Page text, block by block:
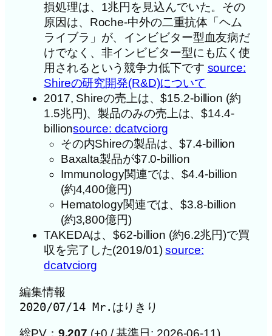
損処理は、1兆円を見込んでいた。その
原因は、Roche-中外の二重抗体「ヘム
ライブラ」が、インビビター型血友病だ
けでなく、非インビビター型にも広く使
用されるという競争力低下です source:
Shireの研究開発(R&D)について
2017, Shireの売上は、$15.2-billion (約
1.5兆円)、製品のみの売上は、$14.4-
billionsource: dcatvciorg
その内Shireの製品は、$7.4-billion
Baxalta製品が$7.0-billion
Immunology関連では、$4.4-billion
(約4,400億円)
Hematology関連では、$3.8-billion
(約3,800億円)
TAKEDAは、$62-billion (約6.2兆円)で買
収を完了した(2019/01)source:
dcatvciorg
編集情報
総PV： 9,207 (+0 / 基準日: 2026-06-11)